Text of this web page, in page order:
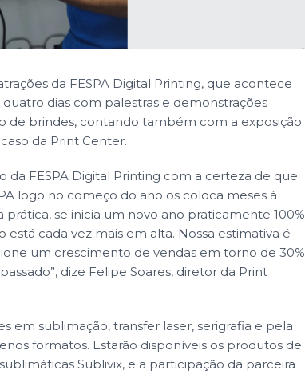
da FESPA Digital Printing, que acontece
dias com palestras e demonstrações
de brindes, contando também com a exposição
da Print Center.
FESPA Digital Printing com a certeza de que
logo no começo do ano os coloca meses à
se inicia um novo ano praticamente 100%
cada vez mais em alta. Nossa estimativa é
um crescimento de vendas em torno de 30%
dize Felipe Soares, diretor da Print
em sublimação, transfer laser, serigrafia e pela
formatos. Estarão disponíveis os produtos de
Sublivix, e a participação da parceira